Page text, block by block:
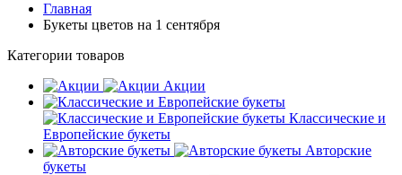
Главная
Букеты цветов на 1 сентября
Категории товаров
Акции
Классические и
Европейские букеты
Авторские
букеты